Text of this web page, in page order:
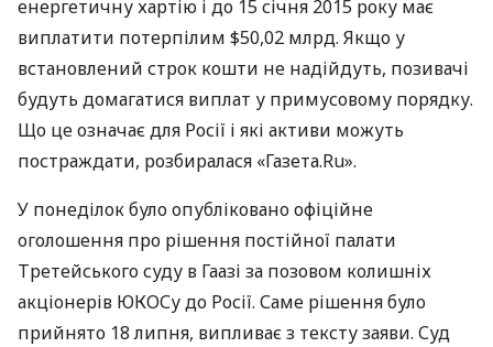
енергетичну хартію і до 15 січня 2015 року має
виплатити потерпілим $50,02 млрд. Якщо у
встановлений строк кошти не надійдуть, позивачі
будуть домагатися виплат у примусовому порядку.
Що це означає для Росії і які активи можуть
постраждати, розбиралася «Газета.Ru».
У понеділок було опубліковано офіційне
оголошення про рішення постійної палати
Третейського суду в Гаазі за позовом колишніх
акціонерів ЮКОСу до Росії. Саме рішення було
прийнято 18 липня, випливає з тексту заяви. Суд